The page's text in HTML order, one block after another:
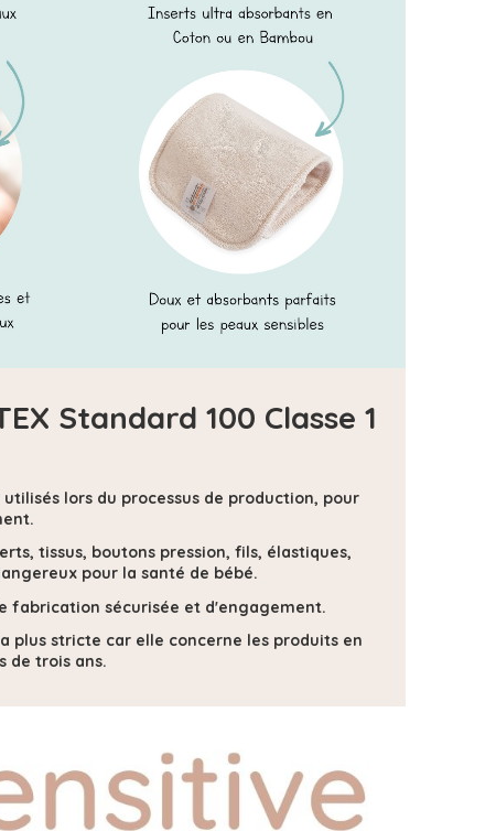
Standard 100 Classe 1
lors du processus de production, pour
tissus, boutons pression, fils, élastiques,
pour la santé de bébé.
fabrication sécurisée et d'engagement.
plus stricte car elle concerne les produits en
de trois ans.